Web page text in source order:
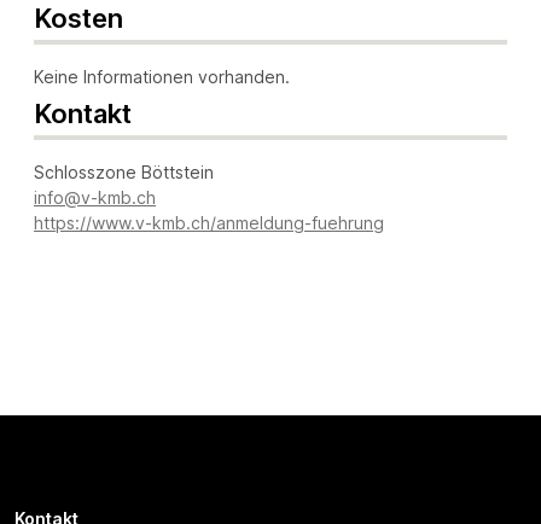
Kosten
Keine Informationen vorhanden.
Kontakt
Schlosszone Böttstein
info@v-kmb.ch
https://www.v-kmb.ch/anmeldung-fuehrung
Kontakt